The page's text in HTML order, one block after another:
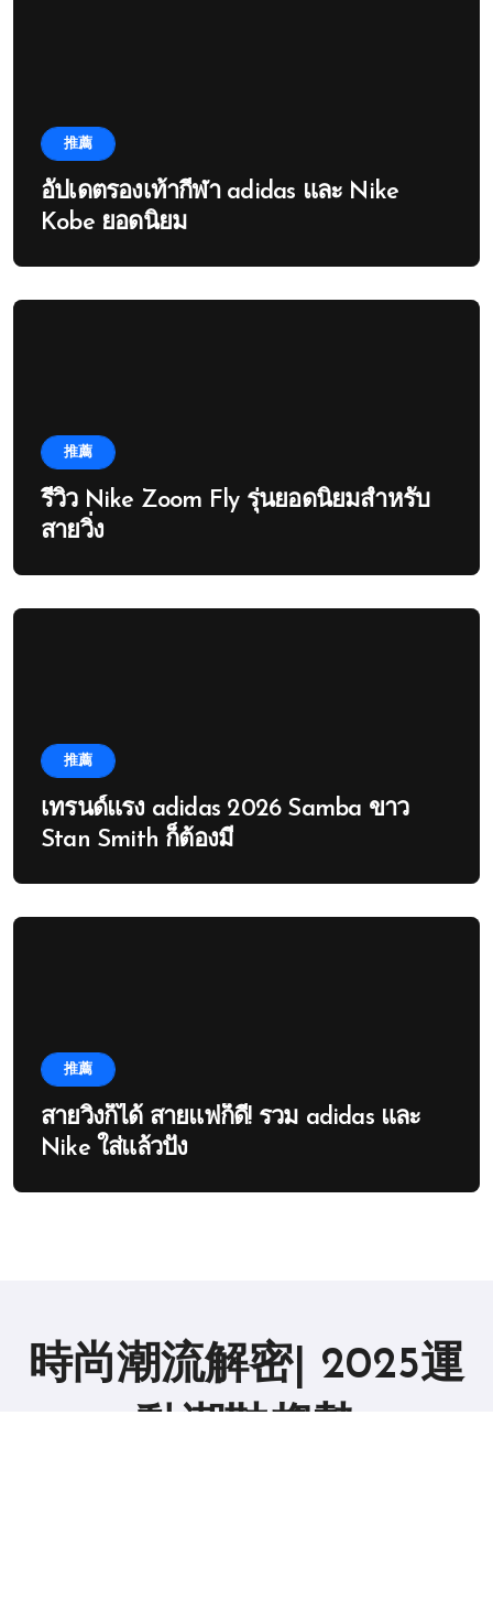
推薦
อัปเดตรองเท้ากีฬา adidas และ Nike
Kobe ยอดนิยม
推薦
รีวิว Nike Zoom Fly รุ่นยอดนิยมสำหรับ
สายวิ่ง
推薦
เทรนด์แรง adidas 2026 Samba ขาว
Stan Smith ก็ต้องมี
推薦
สายวิ่งก็ได้ สายแฟก็ดี! รวม adidas และ
Nike ใส่แล้วปัง
時尚潮流解密| 2025運